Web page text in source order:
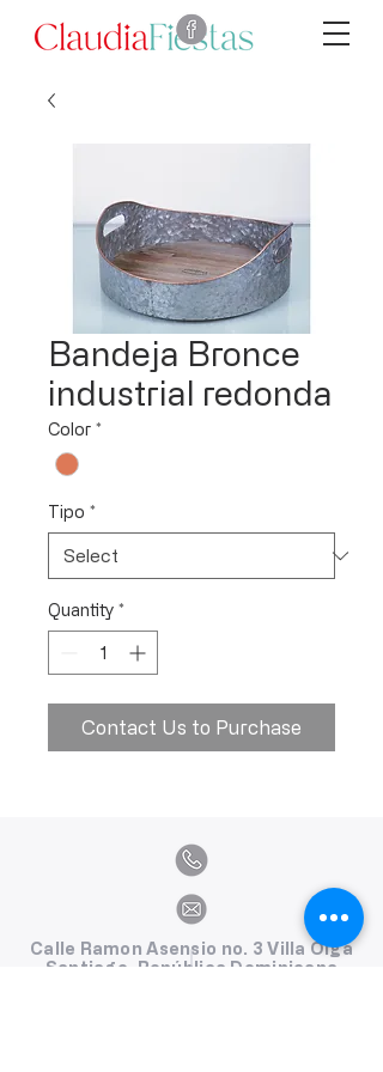
Bandeja Bronce
industrial redonda
Color *
Tipo *
Quantity *
Contact Us to Purchase
Calle Ramon Asensio no. 3 Villa Olga
Santiago, República Dominicana